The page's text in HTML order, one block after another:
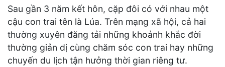
Sau gần 3 năm kết hôn, cặp đôi có với nhau một
cậu con trai tên là Lúa. Trên mạng xã hội, cả hai
thường xuyên đăng tải những khoảnh khắc đời
thường giản dị cùng chăm sóc con trai hay những
chuyến du lịch tận hưởng thời gian riêng tư.